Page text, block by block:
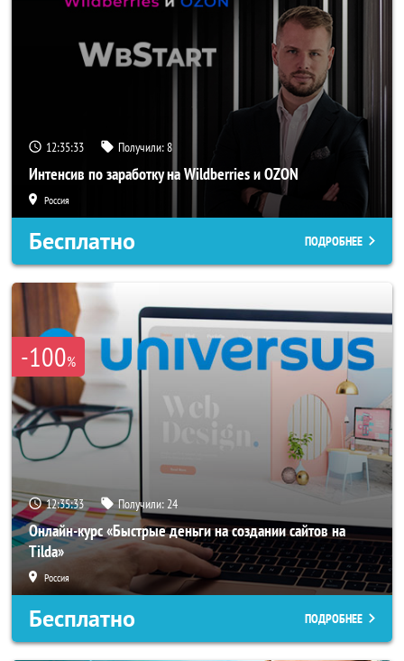
12:35:31 Получили:8
Интенсив по заработку на Wildberries и OZON
Россия
Бесплатно ПОДРОБНЕЕ
-100%
12:35:31 Получили:24
Онлайн-курс «Быстрые деньги на создании сайтов на
Tilda»
Россия
Бесплатно ПОДРОБНЕЕ